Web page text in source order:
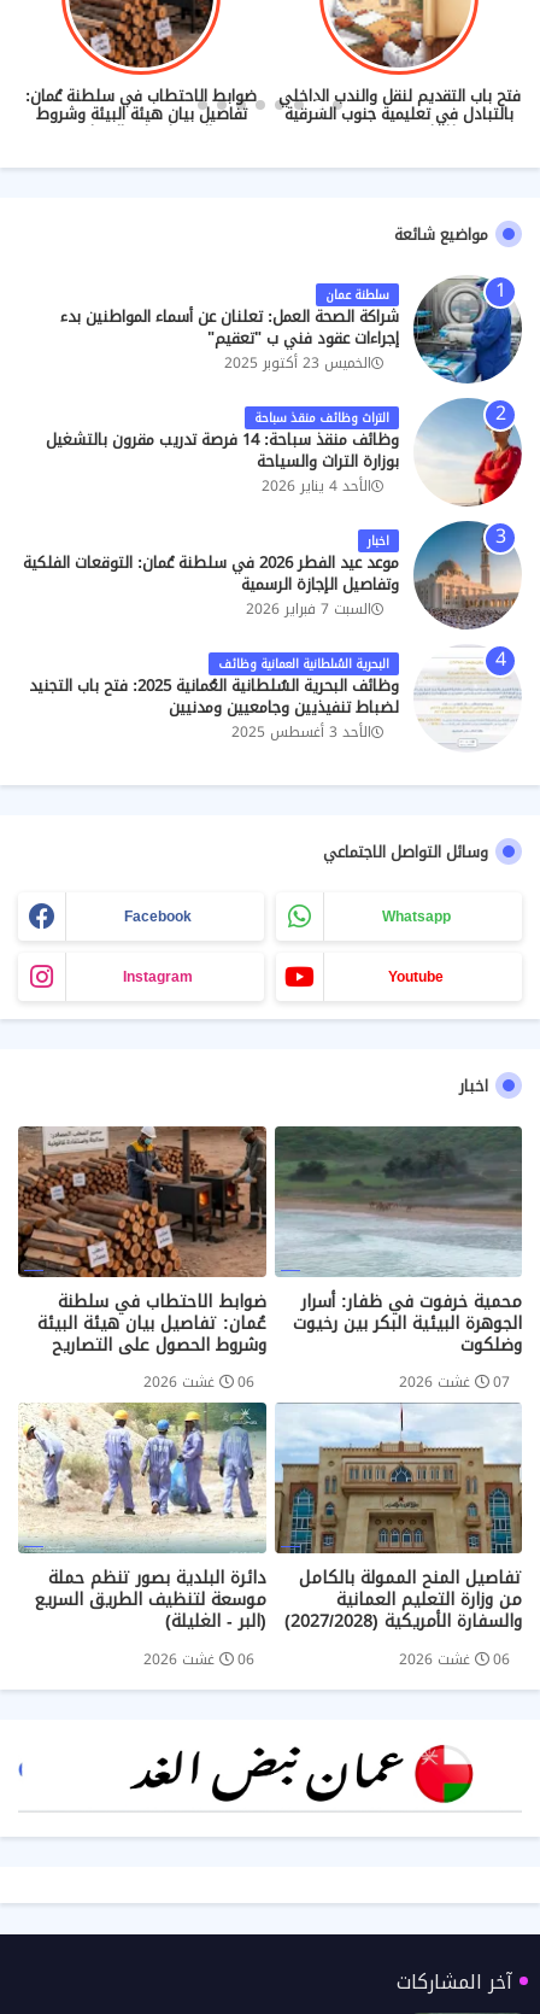
فتح باب التقديم لنقل والندب الداخلي
بالتبادل في تعليمية جنوب الشرقية
للعام 2026/2027
ضوابط الاحتطاب في سلطنة عُمان:
تفاصيل بيان هيئة البيئة وشروط
الحصول على التصاريح
مواضيع شائعة
سلطنة عمان
شراكة الصحة العمل: تعلنان عن أسماء المواطنين بدء
إجراءات عقود فني ب "تعقيم"
الخميس 23 أكتوبر 2025
التراث وظائف منقذ سباحة
وظائف منقذ سباحة: 14 فرصة تدريب مقرون بالتشغيل
بوزارة التراث والسياحة
الأحد 4 يناير 2026
اخبار
موعد عيد الفطر 2026 في سلطنة عُمان: التوقعات الفلكية
وتفاصيل الإجازة الرسمية
السبت 7 فبراير 2026
البحرية السُلطانية العمانية وظائف
وظائف البحرية السُلطانية العُمانية 2025: فتح باب التجنيد
لضباط تنفيذيين وجامعيين ومدنيين
الأحد 3 أغسطس 2025
وسائل التواصل الاجتماعي
Facebook Whatsapp
Instagram Youtube
اخبار
محمية خرفوت في ظفار: أسرار
الجوهرة البيئية البكر بين رخيوت
وضلكوت
07 غشت 2026
ضوابط الاحتطاب في سلطنة
عُمان: تفاصيل بيان هيئة البيئة
وشروط الحصول على التصاريح
06 غشت 2026
تفاصيل المنح الممولة بالكامل
من وزارة التعليم العمانية
والسفارة الأمريكية (2027/2028)
06 غشت 2026
دائرة البلدية بصور تنظم حملة
موسعة لتنظيف الطريق السريع
(البر - الغليلة)
06 غشت 2026
آخر المشاركات